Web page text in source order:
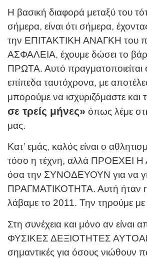
Η βασική διαφορά μεταξύ του
σήμερα, είναι ότι σήμερα,
την ΕΠΙΤΑΚΤΙΚΗ ΑΝΑΓΚΗ του
ΑΣΦΑΛΕΙΑ, έχουμε δώσει το
ΠΡΩΤΑ. Αυτό πραγματοποιείται
επίπεδα ταυτόχρονα, με
μπορούμε να ισχυριζόμαστε και
σε τρείς μήνες» όπως λέμε
μας.
Κατ’ εμάς, καλός είναι ο
τόσο η τέχνη, αλλά ΠΡΟΕΧΕΙ Η
όσα την ΣΥΝΟΔΕΥΟΥΝ για να
ΠΡΑΓΜΑΤΙΚΟΤΗΤΑ. Αυτή ήταν
λάβαμε το 2011. Την τηρούμε με
Στη συνέχεια και μόνο αν είναι
ΦΥΣΙΚΕΣ ΔΕΞΙΟΤΗΤΕΣ
σημαντικές για όσους νιώθουν